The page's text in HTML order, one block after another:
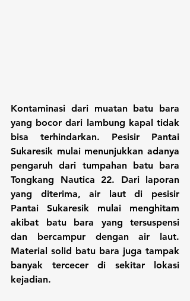
Kontaminasi dari muatan batu bara
yang bocor dari lambung kapal tidak
bisa terhindarkan. Pesisir Pantai
Sukaresik mulai menunjukkan adanya
pengaruh dari tumpahan batu bara
Tongkang Nautica 22. Dari laporan
yang diterima, air laut di pesisir
Pantai Sukaresik mulai menghitam
akibat batu bara yang tersuspensi
dan bercampur dengan air laut.
Material solid batu bara juga tampak
banyak tercecer di sekitar lokasi
kejadian.